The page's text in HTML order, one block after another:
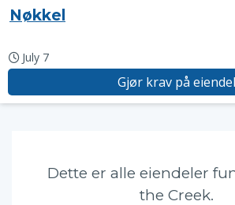
Nøkkel
July 7
Gjør krav på eiendel
Dette er alle eiendeler
the Creek.